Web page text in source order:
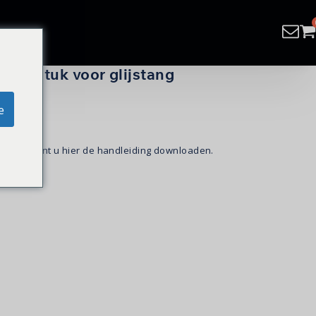
| glijstuk voor glijstang
kunt u hier de handleiding downloaden.